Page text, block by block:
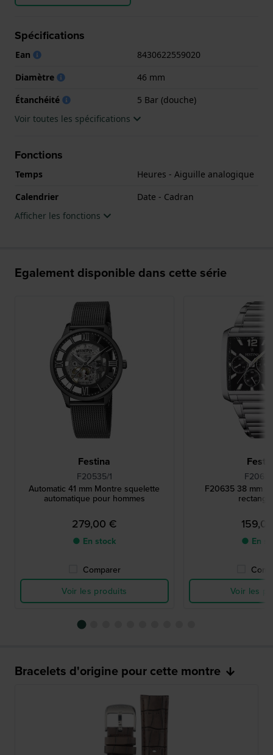
Spécifications
Ean
8430622559020
Diamètre
46 mm
Étanchéité
5 Bar (douche)
Voir toutes les spécifications
Fonctions
Temps
Heures - Aiguille analogique
Calendrier
Date - Cadran
Afficher les fonctions
Egalement disponible dans cette série
Festina
F20535/1
Automatic 41 mm Montre squelette
automatique pour hommes
279,00 €
● En stock
Comparer
Voir les produits
F20635 38 mm
● En
Voir les
Bracelets d'origine pour cette montre